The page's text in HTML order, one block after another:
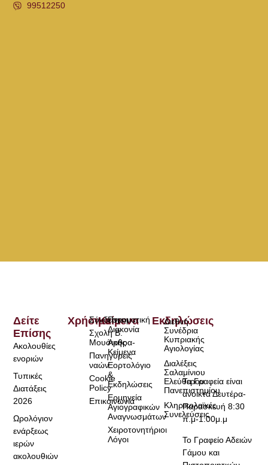
99512250
Τα Γραφεία είναι
ανοικτά Δευτέρα-
Παρασκευή 8:30
π.μ-1:00μ.μ
Το Γραφείο Αδειών
Γάμου και
Χρήσιμα
Σύνδεσμοι
Σχολή Β.
Μουσικής
Πανηγύρεις
ναών
Cookie
Policy
Επικοινωνία
Κείμενα
Πνευματική
Διακονία
Άρθρα-
Κείμενα
Εορτολόγιο
&
Εκδηλώσεις
Ερμηνεία
Αγιογραφικών
Αναγνωσμάτων
Χειροτονητήριοι
Λόγοι
Δείτε
Επίσης
Ακολουθίες
ενοριών
Τυπικές
Διατάξεις
2026
Ωρολόγιον
ενάρξεως
ιερών
ακολουθιών
Εκδηλώσεις
Διεθνή
Συνέδρια
Κυπριακής
Αγιολογίας
Διαλέξεις
Σαλαμίνιου
Ελεύθερου
Πανεπιστημίου
Κληρικολαϊκές
Συνελεύσεις